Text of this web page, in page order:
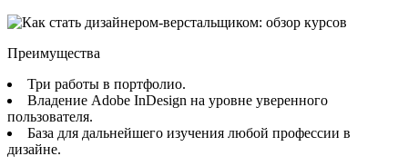
Преимущества
Три работы в портфолио.
Владение Adobe InDesign на уровне уверенного
пользователя.
База для дальнейшего изучения любой профессии в
дизайне.